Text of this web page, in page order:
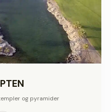
og pyramider